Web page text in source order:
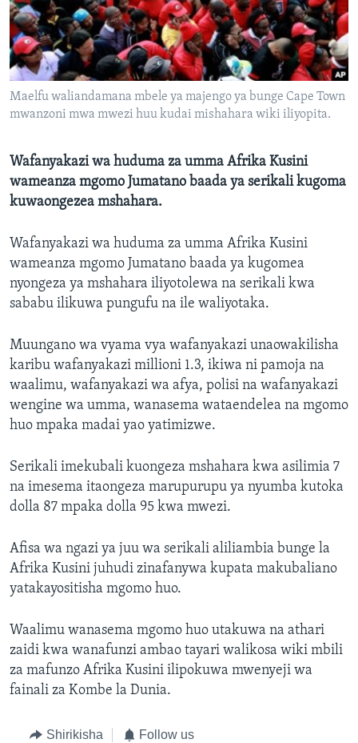
Maelfu waliandamana mbele ya majengo ya bunge Cape Town
mwanzoni mwa mwezi huu kudai mishahara wiki iliyopita.
Wafanyakazi wa huduma za umma Afrika Kusini
wameanza mgomo Jumatano baada ya serikali kugoma
kuwaongezea mshahara.
Wafanyakazi wa huduma za umma Afrika Kusini
wameanza mgomo Jumatano baada ya kugomea
nyongeza ya mshahara iliyotolewa na serikali kwa
sababu ilikuwa pungufu na ile waliyotaka.
Muungano wa vyama vya wafanyakazi unaowakilisha
karibu wafanyakazi millioni 1.3, ikiwa ni pamoja na
waalimu, wafanyakazi wa afya, polisi na wafanyakazi
wengine wa umma, wanasema wataendelea na mgomo
huo mpaka madai yao yatimizwe.
Serikali imekubali kuongeza mshahara kwa asilimia 7
na imesema itaongeza marupurupu ya nyumba kutoka
dolla 87 mpaka dolla 95 kwa mwezi.
Afisa wa ngazi ya juu wa serikali aliliambia bunge la
Afrika Kusini juhudi zinafanywa kupata makubaliano
yatakayositisha mgomo huo.
Waalimu wanasema mgomo huo utakuwa na athari
zaidi kwa wanafunzi ambao tayari walikosa wiki mbili
za mafunzo Afrika Kusini ilipokuwa mwenyeji wa
fainali za Kombe la Dunia.
Shirikisha Follow us